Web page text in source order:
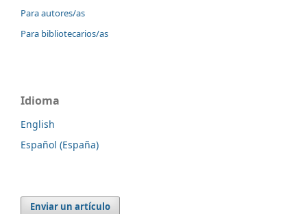
Para autores/as
Para bibliotecarios/as
Idioma
English
Español (España)
Enviar un artículo